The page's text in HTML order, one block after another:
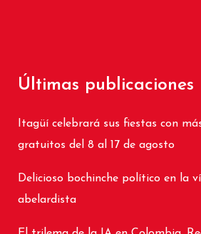
Últimas publicaciones
Itagüí celebrará sus fiestas con
gratuitos del 8 al 17 de agosto
Delicioso bochinche político en la
abelardista